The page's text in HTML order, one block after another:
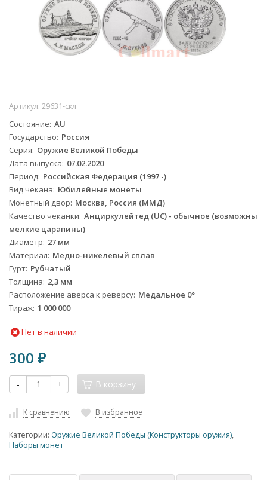
Артикул: 29631-скл
Состояние AU
Государство Россия
Серия Оружие Великой Победы
Дата выпуска 07.02.2020
Период Российская Федерация (1997 -)
Вид чекана Юбилейные монеты
Монетный двор Москва, Россия (ММД)
Качество чеканки Анциркулейтед (UC) - обычное (возможны
мелкие царапины)
Диаметр 27 мм
Материал Медно-никелевый сплав
Гурт Рубчатый
Толщина 2,3 мм
Расположение аверса к реверсу Медальное 0°
Тираж 1 000 000
Нет в наличии
300 ₽
- + В корзину
К сравнению В избранное
Категории: Оружие Великой Победы (Конструкторы оружия),
Наборы монет